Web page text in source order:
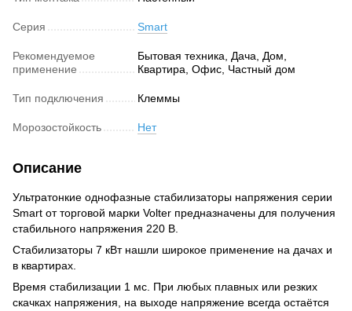
Серия Smart
Рекомендуемое
применение
Бытовая техника, Дача, Дом,
Квартира, Офис, Частный дом
Тип подключения Клеммы
Морозостойкость Нет
Описание
Ультратонкие однофазные стабилизаторы напряжения серии
Smart от торговой марки Volter предназначены для получения
стабильного напряжения 220 В.
Стабилизаторы 7 кВт нашли широкое применение на дачах и
в квартирах.
Время стабилизации 1 мс. При любых плавных или резких
скачках напряжения, на выходе напряжение всегда остаётся